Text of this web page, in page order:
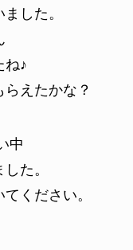
した。
ね♪
えたかな？
中
た。
ください。